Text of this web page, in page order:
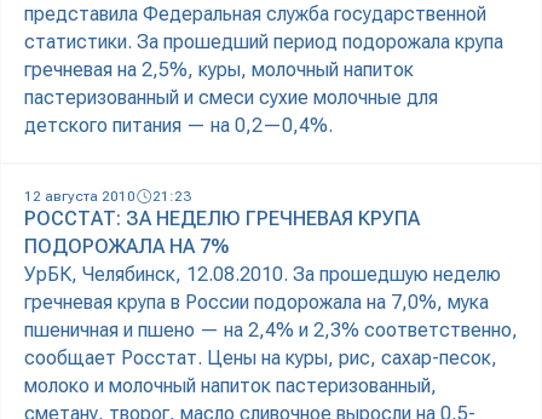
представила Федеральная служба государственной
статистики. За прошедший период подорожала крупа
гречневая на 2,5%, куры, молочный напиток
пастеризованный и смеси сухие молочные для
детского питания — на 0,2—0,4%.
12 августа 2010 21:23
РОССТАТ: ЗА НЕДЕЛЮ ГРЕЧНЕВАЯ КРУПА
ПОДОРОЖАЛА НА 7%
УрБК, Челябинск, 12.08.2010. За прошедшую неделю
гречневая крупа в России подорожала на 7,0%, мука
пшеничная и пшено — на 2,4% и 2,3% соответственно,
сообщает Росстат. Цены на куры, рис, сахар-песок,
молоко и молочный напиток пастеризованный,
сметану, творог, масло сливочное выросли на 0,5-